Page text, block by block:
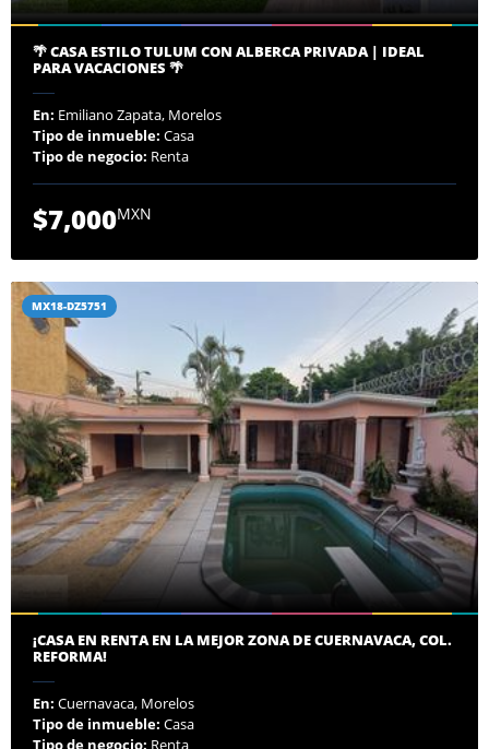
🌴 CASA ESTILO TULUM CON ALBERCA PRIVADA | IDEAL
PARA VACACIONES 🌴
En: Emiliano Zapata, Morelos
Tipo de inmueble: Casa
Tipo de negocio: Renta
$7,000MXN
MX18-DZ5751
¡CASA EN RENTA EN LA MEJOR ZONA DE CUERNAVACA, COL.
REFORMA!
En: Cuernavaca, Morelos
Tipo de inmueble: Casa
Tipo de negocio: Renta